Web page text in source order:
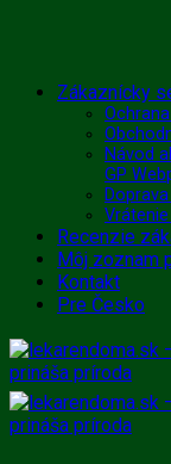
Skip
Zákaznícky
Návod
GP
Recenzie
Môj zoznam
Kontakt
Pre Česko